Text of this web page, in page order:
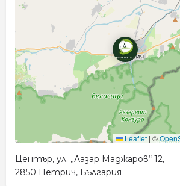
Leaflet | ©
Център, ул. „Лазар Маджаров“ 12,
2850 Петрич, България